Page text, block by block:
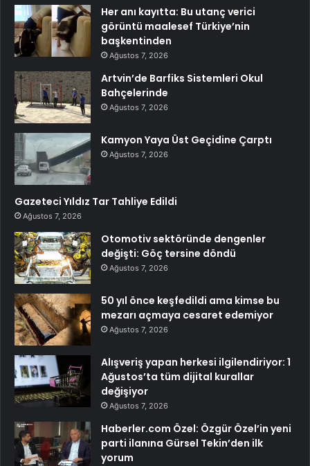
Her anı kayıtta: Bu utanç verici
görüntü maalesef Türkiye’nin
başkentinden
Ağustos 7, 2026
Artvin’de Barfiks Sistemleri Okul
Bahçelerinde
Ağustos 7, 2026
Kamyon Yaya Üst Geçidine Çarptı
Ağustos 7, 2026
Gazeteci Yıldız Tar Tahliye Edildi
Ağustos 7, 2026
Otomotiv sektöründe dengenler
değişti: Göç tersine döndü
Ağustos 7, 2026
50 yıl önce keşfedildi ama kimse bu
mezarı açmaya cesaret edemiyor
Ağustos 7, 2026
Alışveriş yapan herkesi ilgilendiriyor: 1
Ağustos’ta tüm dijital kurallar
değişiyor
Ağustos 7, 2026
Haberler.com Özel: Özgür Özel’in yeni
parti ilanına Gürsel Tekin’den ilk
yorum